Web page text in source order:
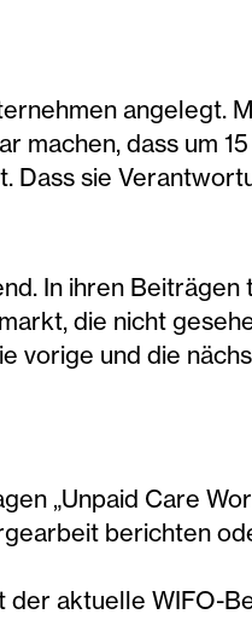
angelegt.
dass um
Dass sie
In ihren
die nicht
vorige und die
„Unpaid Care
berichten
aktuelle WIFO-